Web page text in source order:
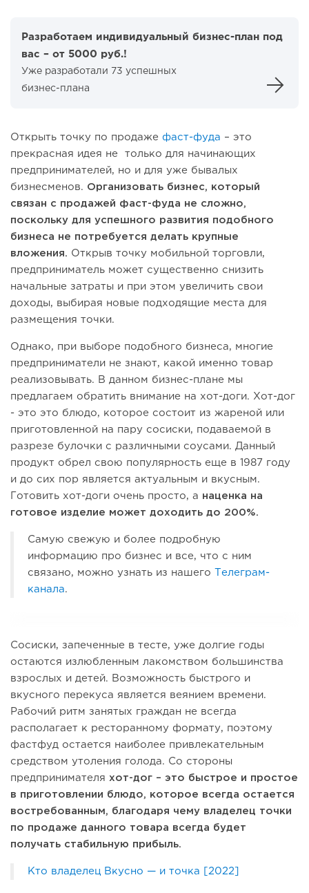
Разработаем индивидуальный бизнес-план под
вас – от 5000 руб.!
Уже разработали 73 успешных
бизнес-плана
Открыть точку по продаже фаст-фуда – это
прекрасная идея не только для начинающих
предпринимателей, но и для уже бывалых
бизнесменов. Организовать бизнес, который
связан с продажей фаст-фуда не сложно,
поскольку для успешного развития подобного
бизнеса не потребуется делать крупные
вложения. Открыв точку мобильной торговли,
предприниматель может существенно снизить
начальные затраты и при этом увеличить свои
доходы, выбирая новые подходящие места для
размещения точки.
Однако, при выборе подобного бизнеса, многие
предприниматели не знают, какой именно товар
реализовывать. В данном бизнес-плане мы
предлагаем обратить внимание на хот-доги. Хот-дог
- это это блюдо, которое состоит из жареной или
приготовленной на пару сосиски, подаваемой в
разрезе булочки с различными соусами. Данный
продукт обрел свою популярность еще в 1987 году
и до сих пор является актуальным и вкусным.
Готовить хот-доги очень просто, а наценка на
готовое изделие может доходить до 200%.
Самую свежую и более подробную
информацию про бизнес и все, что с ним
связано, можно узнать из нашего
Телеграм-
канала.
Сосиски, запеченные в тесте, уже долгие годы
остаются излюбленным лакомством большинства
взрослых и детей. Возможность быстрого и
вкусного перекуса является веянием времени.
Рабочий ритм занятых граждан не всегда
располагает к ресторанному формату, поэтому
фастфуд остается наиболее привлекательным
средством утоления голода. Со стороны
предпринимателя хот-дог – это быстрое и простое
в приготовлении блюдо, которое всегда остается
востребованным, благодаря чему владелец точки
по продаже данного товара всегда будет
получать стабильную прибыль.
Кто владелец Вкусно — и точка [2022]